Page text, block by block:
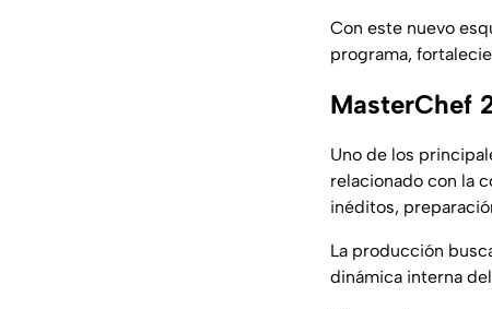
Con este nuevo
programa,
MasterChef
Uno de los
relacionado con la
inéditos,
La producción
dinámica interna